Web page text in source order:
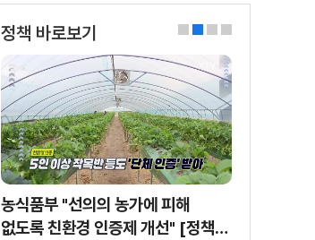
정책 바로보기 0
1
2
3
농식품부 "선의의 농가에 피해
없도록 친환경 인증제 개선" [정책